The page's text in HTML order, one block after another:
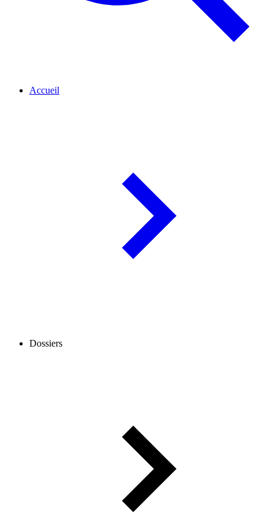
Accueil
Dossiers